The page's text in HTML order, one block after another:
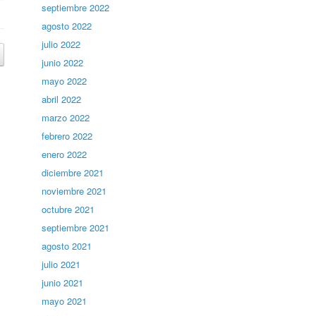
septiembre 2022
agosto 2022
julio 2022
junio 2022
mayo 2022
abril 2022
marzo 2022
febrero 2022
enero 2022
diciembre 2021
noviembre 2021
octubre 2021
septiembre 2021
agosto 2021
julio 2021
junio 2021
mayo 2021